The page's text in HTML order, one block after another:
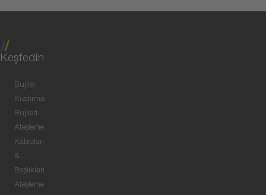
Keşfedin
Bujiler
Kızdırma
Bujileri
Ateşleme
Kabloları
&
Başlıkları
Ateşleme